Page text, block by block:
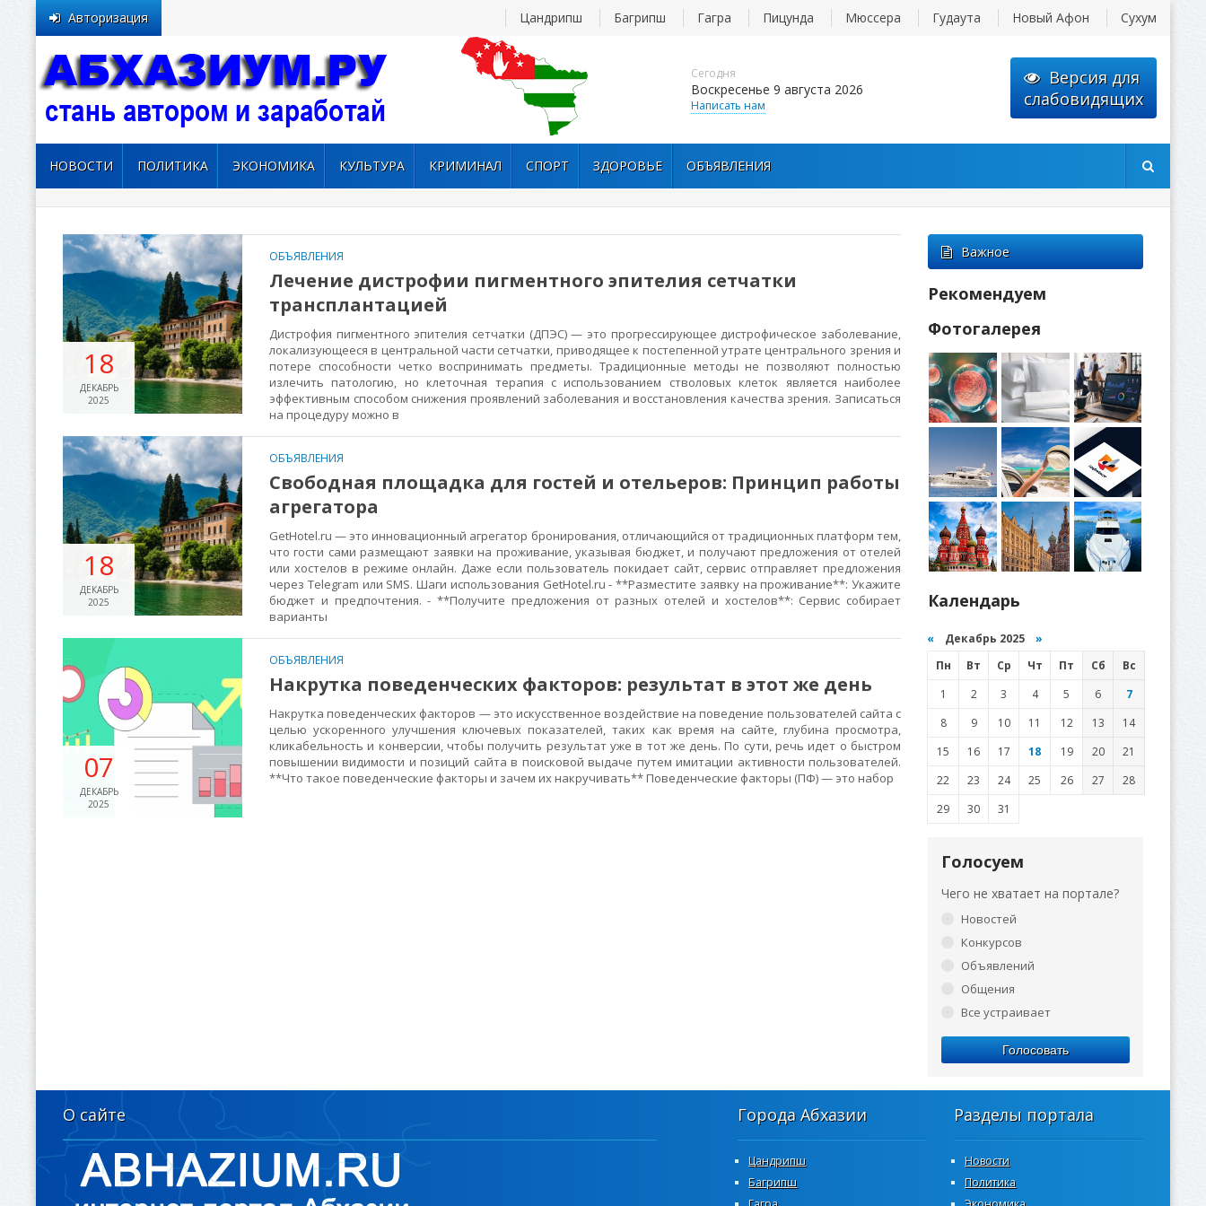
Сегодня
Воскресенье 9 августа 2026
Написать нам
Версия для
слабовидящих
Авторизация Цандрипш Багрипш Гагра Пицунда Мюссера Гудаута Новый Афон Сухум
НОВОСТИ ПОЛИТИКА ЭКОНОМИКА КУЛЬТУРА КРИМИНАЛ СПОРТ ЗДОРОВЬЕ ОБЪЯВЛЕНИЯ
18
ДЕКАБРЬ
2025
ОБЪЯВЛЕНИЯ
Лечение дистрофии пигментного эпителия сетчатки
трансплантацией
Дистрофия пигментного эпителия сетчатки (ДПЭС) — это прогрессирующее дистрофическое заболевание,
локализующееся в центральной части сетчатки, приводящее к постепенной утрате центрального зрения и
потере способности четко воспринимать предметы. Традиционные методы не позволяют полностью
излечить патологию, но клеточная терапия с использованием стволовых клеток является наиболее
эффективным способом снижения проявлений заболевания и восстановления качества зрения. Записаться
на процедуру можно в
18
ДЕКАБРЬ
2025
ОБЪЯВЛЕНИЯ
Свободная площадка для гостей и отельеров: Принцип работы
агрегатора
GetHotel.ru — это инновационный агрегатор бронирования, отличающийся от традиционных платформ тем,
что гости сами размещают заявки на проживание, указывая бюджет, и получают предложения от отелей
или хостелов в режиме онлайн. Даже если пользователь покидает сайт, сервис отправляет предложения
через Telegram или SMS. Шаги использования GetHotel.ru - **Разместите заявку на проживание**: Укажите
бюджет и предпочтения. - **Получите предложения от разных отелей и хостелов**: Сервис собирает
варианты
07
ДЕКАБРЬ
2025
ОБЪЯВЛЕНИЯ
Накрутка поведенческих факторов: результат в этот же день
Накрутка поведенческих факторов — это искусственное воздействие на поведение пользователей сайта с
целью ускоренного улучшения ключевых показателей, таких как время на сайте, глубина просмотра,
кликабельность и конверсии, чтобы получить результат уже в тот же день. По сути, речь идет о быстром
повышении видимости и позиций сайта в поисковой выдаче путем имитации активности пользователей.
**Что такое поведенческие факторы и зачем их накручивать** Поведенческие факторы (ПФ) — это набор
Важное
Рекомендуем
Фотогалерея
Календарь
« Декабрь 2025 »
Пн
Вт Ср Чт Пт Сб
Вс
1
2 3 4 5 6
7
8
9 10 11 12 13
14
15
16 17 18 19 20
21
22
23 24 25 26 27
28
29
30 31
Голосуем
Чего не хватает на портале?
Новостей
Конкурсов
Объявлений
Общения
Все устраивает
Голосовать
О сайте Города Абхазии
Цандрипш
Багрипш
Разделы портала
Новости
Политика